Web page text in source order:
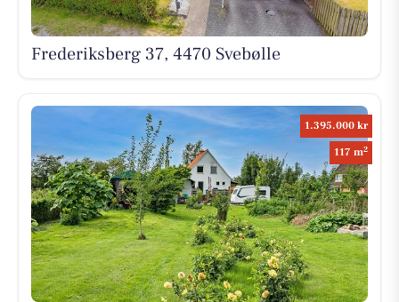
Frederiksberg 37, 4470 Svebølle
1.395.000 kr
117 m2